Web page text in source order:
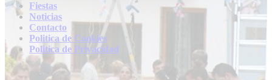
Fiestas
Noticias
Contacto
Politica de Cookies
Politica de Privacidad